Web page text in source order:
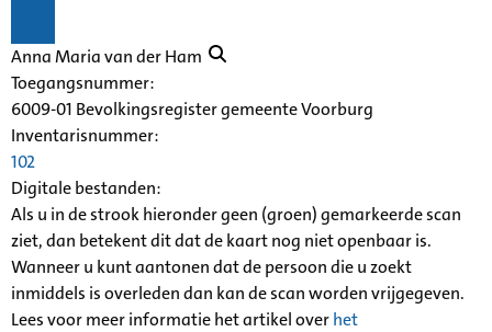
Anna Maria van der Ham
Toegangsnummer:
6009-01 Bevolkingsregister gemeente Voorburg
Inventarisnummer:
102
Digitale bestanden:
Als u in de strook hieronder geen (groen) gemarkeerde scan
ziet, dan betekent dit dat de kaart nog niet openbaar is.
Wanneer u kunt aantonen dat de persoon die u zoekt
inmiddels is overleden dan kan de scan worden vrijgegeven.
Lees voor meer informatie het artikel overhet